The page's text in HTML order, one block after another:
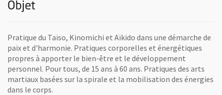
Objet
Pratique du Taïso, Kinomichi et Aïkido dans une démarche de
paix et d'harmonie. Pratiques corporelles et énergétiques
propres à apporter le bien-être et le développement
personnel. Pour tous, de 15 ans à 60 ans. Pratiques des arts
martiaux basées sur la spirale et la mobilisation des énergies
dans le corps.